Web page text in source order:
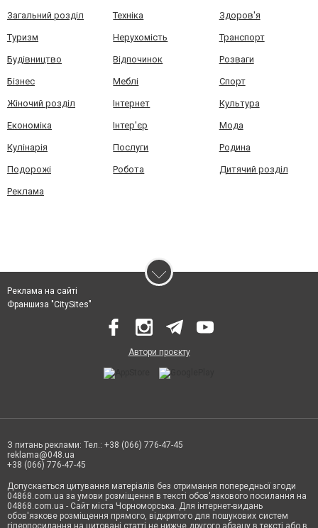
Загальний розділ Техніка Здоров'я
Туризм Нерухомість Транспорт
Будівництво Відпочинок Розваги
Бізнес Меблі Спорт
Жіночий розділ Інтернет Культура
Економіка Інтер'єр Мода
Кулінарія Послуги Родина
Подорожі Робота Дитячий розділ
Реклама
Реклама на сайті
Франшиза "CitySites"
Автори проєкту
З питань реклами: Тел.: +38 (066) 776-47-45
reklama@048.ua
+38 (066) 776-47-45
Допускається цитування матеріалів без отримання попередньої згоди
04868.com.ua за умови розміщення в тексті обов'язкового посилання на
04868.com.ua - Сайт міста Чорноморська. Для інтернет-видань
обов'язкове розміщення прямого, відкритого для пошукових систем
гіперпосилання на цитовані статті не нижче другого абзацу в тексті або в